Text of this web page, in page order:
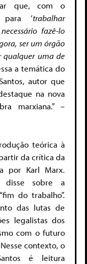
que, com o
para ‘trabalhar
fazê-lo
ser um órgão
qualquer uma de
a temática do
autor que
na nova
marxiana.” –
teórica à
da crítica da
por Karl Marx.
disse sobre a
do trabalho”.
das lutas de
legalistas dos
com o futuro
contexto, o
é leitura